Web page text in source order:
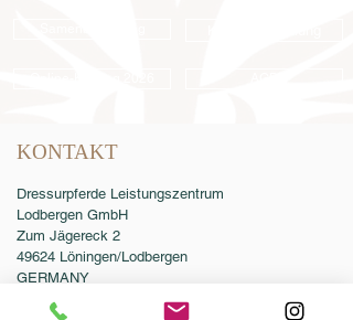
KONTAKT
Dressurpferde Leistungszentrum
Lodbergen GmbH
Zum Jägereck 2
49624 Löningen/Lodbergen
GERMANY